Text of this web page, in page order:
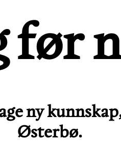
før
ny
Østerbø.